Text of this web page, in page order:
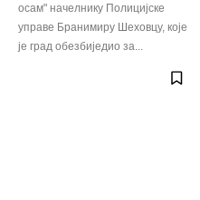
осам" начелнику Полицијске
управе Бранимиру Шеховцу, које
је град обезбиједио за...